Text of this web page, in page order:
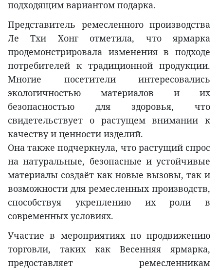
подходящим вариантом подарка.
Представитель ремесленного производства
Ле Тхи Хонг отметила, что ярмарка
продемонстрировала изменения в подходе
потребителей к традиционной продукции.
Многие посетители интересовались
экологичностью материалов и их
безопасностью для здоровья, что
свидетельствует о растущем внимании к
качеству и ценности изделий.
Она также подчеркнула, что растущий спрос
на натуральные, безопасные и устойчивые
материалы создаёт как новые вызовы, так и
возможности для ремесленных производств,
способствуя укреплению их роли в
современных условиях.
Участие в мероприятиях по продвижению
торговли, таких как Весенняя ярмарка,
предоставляет ремесленникам